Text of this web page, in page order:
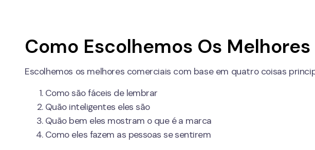
Como Escolhemos Os
Escolhemos os melhores comerciais com base em quatro coisas
Como são fáceis de lembrar
Quão inteligentes eles são
Quão bem eles mostram o que é a marca
Como eles fazem as pessoas se sentirem